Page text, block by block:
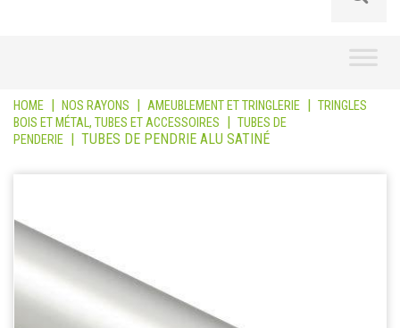
HOME | NOS RAYONS | AMEUBLEMENT ET TRINGLERIE | TRINGLES
BOIS ET MÉTAL, TUBES ET ACCESSOIRES | TUBES DE
PENDERIE | TUBES DE PENDRIE ALU SATINÉ